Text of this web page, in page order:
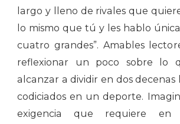
largo y lleno de rivales que
lo mismo que tú y les hablo
cuatro grandes”. Amables
reflexionar un poco sobre lo
alcanzar a dividir en dos decenas
codiciados en un deporte.
exigencia que requiere en